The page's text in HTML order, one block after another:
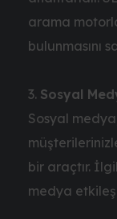
arama
bulunmasını
Sosyal
Sosyal
bir araçtır.
medya